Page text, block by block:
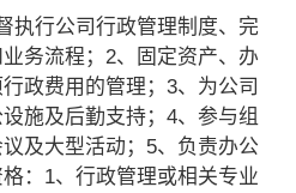
执行公司行政管理制度、完
务流程；2、固定资产、办
政费用的管理；3、为公司
施及后勤支持；4、参与组
及大型活动；5、负责办公
：1、行政管理或相关专业